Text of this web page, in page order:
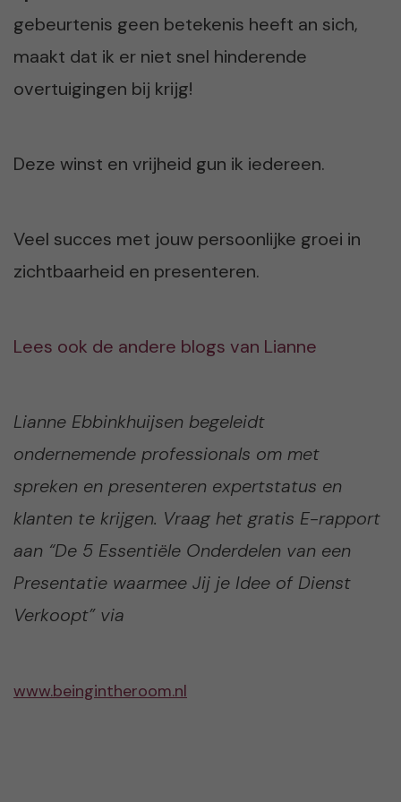
gebeurtenis geen betekenis heeft an sich,
maakt dat ik er niet snel hinderende
overtuigingen bij krijg!
Deze winst en vrijheid gun ik iedereen.
Veel succes met jouw persoonlijke groei in
zichtbaarheid en presenteren.
Lees ook de andere blogs van Lianne
Lianne Ebbinkhuijsen begeleidt
ondernemende professionals om met
spreken en presenteren expertstatus en
klanten te krijgen. Vraag het gratis E-rapport
aan “De 5 Essentiële Onderdelen van een
Presentatie waarmee Jij je Idee of Dienst
Verkoopt” via
www.beingintheroom.nl